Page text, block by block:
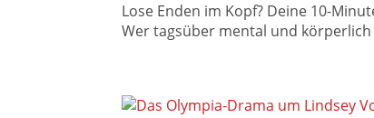
Lose Enden im Kopf? Deine 10-
Wer tagsüber mental und